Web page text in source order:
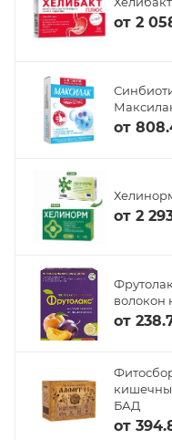
от 2
от
от 2
волокон
от
БАД
от